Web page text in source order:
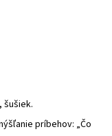
šušiek.
príbehov: „Čo